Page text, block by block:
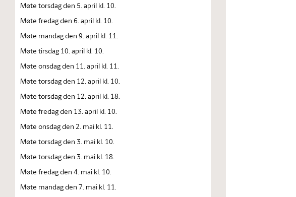
Møte torsdag den 5. april kl. 10.
Møte fredag den 6. april kl. 10.
Møte mandag den 9. april kl. 11.
Møte tirsdag 10. april kl. 10.
Møte onsdag den 11. april kl. 11.
Møte torsdag den 12. april kl. 10.
Møte torsdag den 12. april kl. 18.
Møte fredag den 13. april kl. 10.
Møte onsdag den 2. mai kl. 11.
Møte torsdag den 3. mai kl. 10.
Møte torsdag den 3. mai kl. 18.
Møte fredag den 4. mai kl. 10.
Møte mandag den 7. mai kl. 11.